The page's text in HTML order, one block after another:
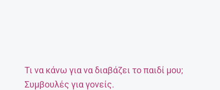
Τι να κάνω για να διαβάζει το παιδί μου;
Συμβουλές για γονείς.